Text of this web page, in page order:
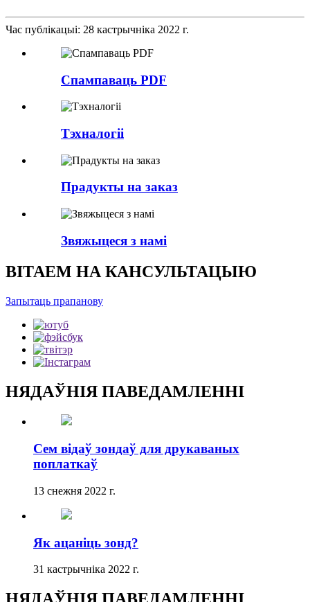
Час публікацыі: 28 кастрычніка 2022 г.
Спампаваць PDF
Тэхналогіі
Прадукты на заказ
Звяжыцеся з намі
ВІТАЕМ НА КАНСУЛЬТАЦЫЮ
Запытаць прапанову
НЯДАЎНІЯ ПАВЕДАМЛЕННІ
Сем відаў зондаў для друкаваных
поплаткаў
13 снежня 2022 г.
Як ацаніць зонд?
31 кастрычніка 2022 г.